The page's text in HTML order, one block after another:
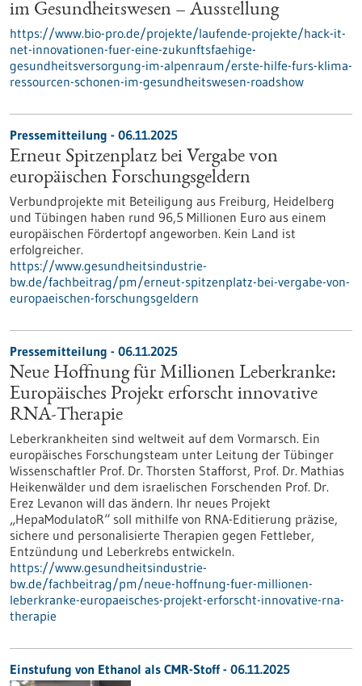
im Gesundheitswesen – Ausstellung
https://www.bio-pro.de/projekte/laufende-projekte/hack-it-
net-innovationen-fuer-eine-zukunftsfaehige-
gesundheitsversorgung-im-alpenraum/erste-hilfe-furs-klima-
ressourcen-schonen-im-gesundheitswesen-roadshow
Pressemitteilung - 06.11.2025
Erneut Spitzenplatz bei Vergabe von
europäischen Forschungsgeldern
Verbundprojekte mit Beteiligung aus Freiburg, Heidelberg
und Tübingen haben rund 96,5 Millionen Euro aus einem
europäischen Fördertopf angeworben. Kein Land ist
erfolgreicher.
https://www.gesundheitsindustrie-
bw.de/fachbeitrag/pm/erneut-spitzenplatz-bei-vergabe-von-
europaeischen-forschungsgeldern
Pressemitteilung - 06.11.2025
Neue Hoffnung für Millionen Leberkranke:
Europäisches Projekt erforscht innovative
RNA-Therapie
Leberkrankheiten sind weltweit auf dem Vormarsch. Ein
europäisches Forschungsteam unter Leitung der Tübinger
Wissenschaftler Prof. Dr. Thorsten Stafforst, Prof. Dr. Mathias
Heikenwälder und dem israelischen Forschenden Prof. Dr.
Erez Levanon will das ändern. Ihr neues Projekt
„HepaModulatoR“ soll mithilfe von RNA-Editierung präzise,
sichere und personalisierte Therapien gegen Fettleber,
Entzündung und Leberkrebs entwickeln.
https://www.gesundheitsindustrie-
bw.de/fachbeitrag/pm/neue-hoffnung-fuer-millionen-
leberkranke-europaeisches-projekt-erforscht-innovative-rna-
therapie
Einstufung von Ethanol als CMR-Stoff - 06.11.2025